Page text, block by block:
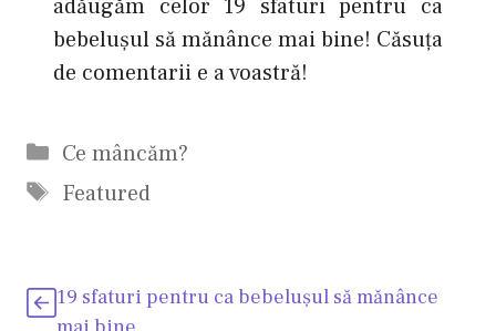
adăugăm celor 19 sfaturi pentru ca
bebeluşul să mănânce mai bine! Căsuţa
de comentarii e a voastră!
Categorii
Ce mâncăm?
Etichete
Featured
19 sfaturi pentru ca bebeluşul să mănânce